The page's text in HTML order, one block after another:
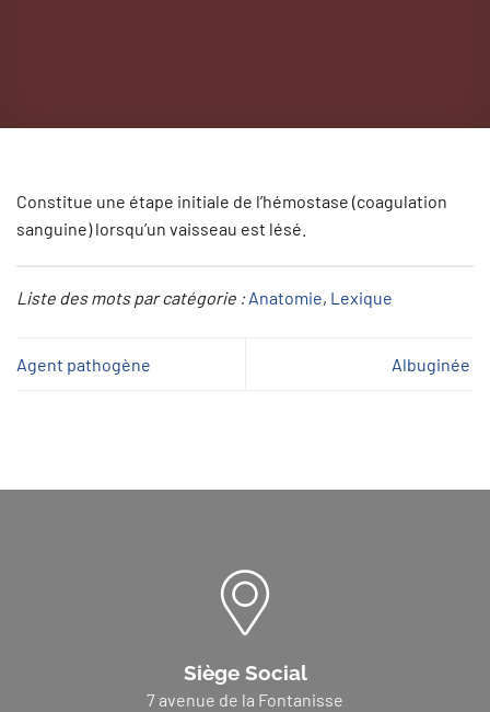
Constitue une étape initiale de l’hémostase (coagulation
sanguine) lorsqu’un vaisseau est lésé.
Liste des mots par catégorie :Anatomie, Lexique
Agent pathogène Albuginée
Siège Social
7 avenue de la Fontanisse